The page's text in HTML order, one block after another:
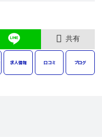
共有
求人情報 口コミ ブログ